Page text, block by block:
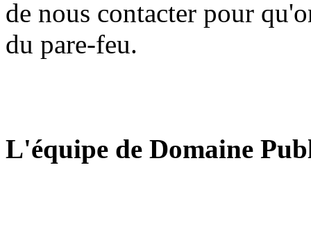
de nous contacter pour
du pare-feu.
L'équipe de Domaine